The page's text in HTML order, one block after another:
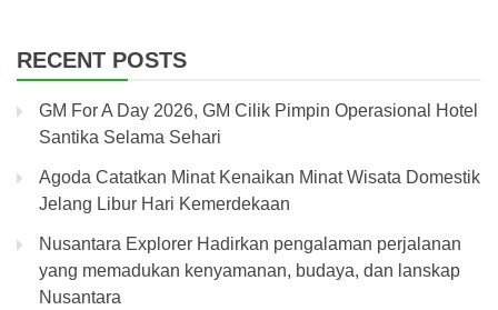
RECENT POSTS
GM For A Day 2026, GM Cilik Pimpin Operasional Hotel
Santika Selama Sehari
Agoda Catatkan Minat Kenaikan Minat Wisata Domestik
Jelang Libur Hari Kemerdekaan
Nusantara Explorer Hadirkan pengalaman perjalanan
yang memadukan kenyamanan, budaya, dan lanskap
Nusantara